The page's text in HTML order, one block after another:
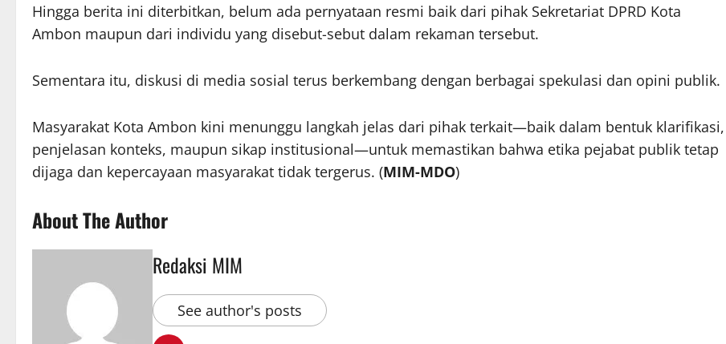
Hingga berita ini diterbitkan, belum ada pernyataan resmi baik dari pihak Sekretariat DPRD Kota
Ambon maupun dari individu yang disebut-sebut dalam rekaman tersebut.
Sementara itu, diskusi di media sosial terus berkembang dengan berbagai spekulasi dan opini publik.
Masyarakat Kota Ambon kini menunggu langkah jelas dari pihak terkait—baik dalam bentuk klarifikasi,
penjelasan konteks, maupun sikap institusional—untuk memastikan bahwa etika pejabat publik tetap
dijaga dan kepercayaan masyarakat tidak tergerus. (MIM-MDO)
About The Author
Redaksi MIM
See author's posts